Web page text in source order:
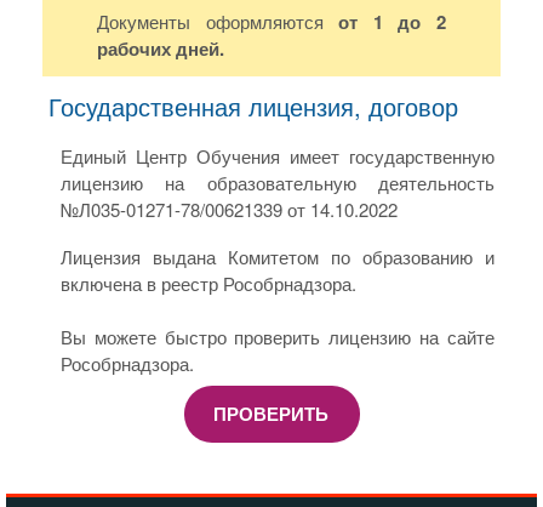
Документы оформляютсяот 1 до 2
рабочих дней.
Государственная лицензия, договор
Единый Центр Обучения имеет государственную
лицензию на образовательную деятельность
№Л035-01271-78/00621339 от 14.10.2022
Лицензия выдана Комитетом по образованию и
включена в реестр Рособрнадзора.
Вы можете быстро проверить лицензию на сайте
Рособрнадзора.
ПРОВЕРИТЬ